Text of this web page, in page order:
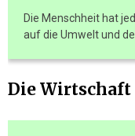
Die Menschheit hat
auf die Umwelt und
Die Wirtschaft